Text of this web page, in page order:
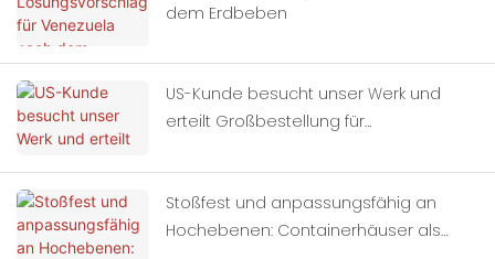
dem Erdbeben
US-Kunde besucht unser Werk und
erteilt Großbestellung für
Stoßfest und anpassungsfähig an
Hochebenen: Containerhäuser als